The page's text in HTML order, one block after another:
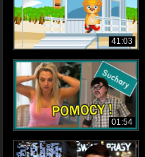
41:03
01:54